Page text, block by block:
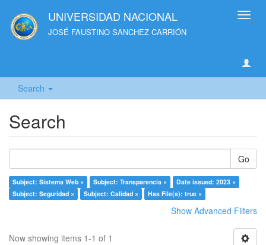
UNIVERSIDAD NACIONAL
JOSÉ FAUSTINO SANCHEZ CARRIÓN
Search
Search
Go
Subject: Sistema Web × Subject: Transparencia ×
Date issued: 2023 ×
Subject: Seguridad ×
Subject: Calidad × Has File(s): true ×
Show Advanced Filters
Now showing items 1-1 of 1